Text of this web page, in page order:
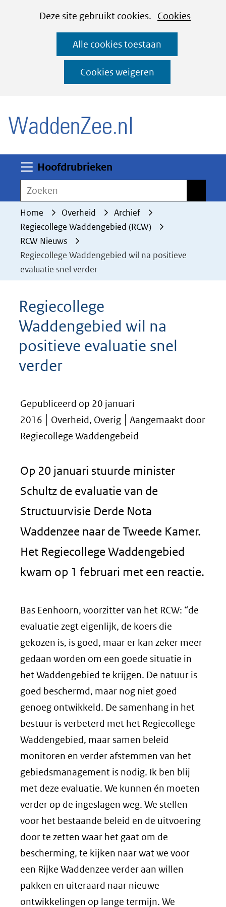
CookiesDeze site gebruikt cookies. Cookies
deze
worden
toegestaan
geweigerd.
Alle cookies toestaan
Cookies weigeren
Ga
naar
de
inhoud
Hoofdrubrieken
Zoeken
Home Overheid
Archief
Regiecollege Waddengebied (RCW)
RCW Nieuws
Regiecollege Waddengebied wil na positieve
evaluatie snel verder
Regiecollege
Waddengebied wil na
positieve evaluatie snel
verder
Gepubliceerd op 20 januari
2016
Overheid, Overig
Aangemaakt door
Regiecollege Waddengebeid
Op 20 januari stuurde minister
Schultz de evaluatie van de
Structuurvisie Derde Nota
Waddenzee naar de Tweede Kamer.
Het Regiecollege Waddengebied
kwam op 1 februari met een reactie.
Bas Eenhoorn, voorzitter van het RCW: “de
evaluatie zegt eigenlijk, de koers die
gekozen is, is goed, maar er kan zeker meer
gedaan worden om een goede situatie in
het Waddengebied te krijgen. De natuur is
goed beschermd, maar nog niet goed
genoeg ontwikkeld. De samenhang in het
bestuur is verbeterd met het Regiecollege
Waddengebied, maar samen beleid
monitoren en verder afstemmen van het
gebiedsmanagement is nodig. Ik ben blij
met deze evaluatie. We kunnen én moeten
verder op de ingeslagen weg. We stellen
voor het bestaande beleid en de uitvoering
door te zetten waar het gaat om de
bescherming, te kijken naar wat we voor
een Rijke Waddenzee verder aan willen
pakken en uiteraard naar nieuwe
ontwikkelingen op lange termijn. We